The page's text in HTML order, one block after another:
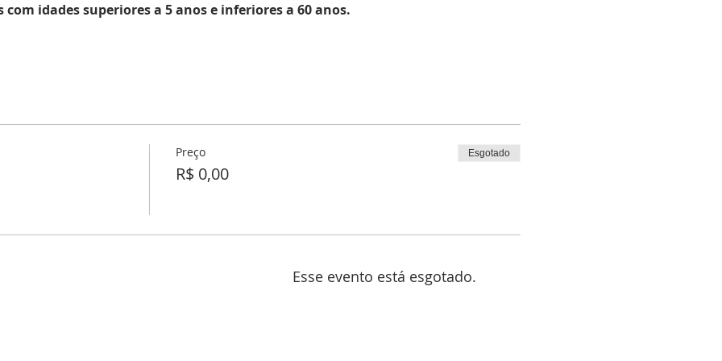
idades superiores a 5 anos e inferiores a 60 anos.
Preço
R$ 0,00
Esgotado
Esse evento está esgotado.